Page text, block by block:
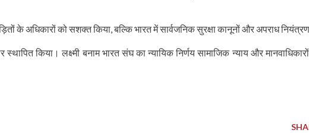
के अधिकारों को सशक्त किया, बल्कि भारत में सार्वजनिक सुरक्षा कानूनों और अपराध
स्थापित किया। लक्ष्मी बनाम भारत संघ का न्यायिक निर्णय सामाजिक न्याय और